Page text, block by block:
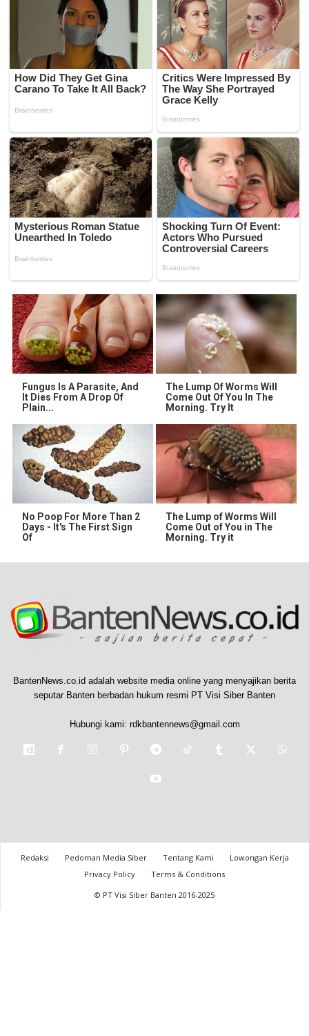
Fungus Is A Parasite, And
It Dies From A Drop Of
Plain...
The Lump Of Worms Will
Come Out Of You In The
Morning. Try It
No Poop For More Than 2
Days - It's The First Sign
Of
The Lump of Worms Will
Come Out of You in The
Morning. Try it
BantenNews.co.id adalah website media online yang menyajikan berita
seputar Banten berbadan hukum resmi PT Visi Siber Banten
Hubungi kami: rdkbantennews@gmail.com
Redaksi Pedoman Media Siber Tentang Kami
Lowongan Kerja
Privacy Policy
Terms & Conditions
© PT Visi Siber Banten 2016-2025